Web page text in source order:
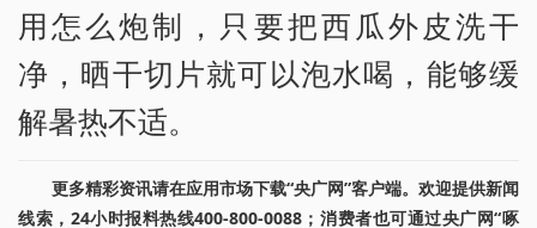
用怎么炮制，只要把西瓜外皮洗干
净，晒干切片就可以泡水喝，能够缓
解暑热不适。
更多精彩资讯请在应用市场下载“央广网”客户端。欢迎提供新闻
线索，24小时报料热线400-800-0088；消费者也可通过央广网“啄